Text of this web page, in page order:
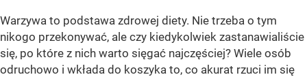
Warzywa to podstawa zdrowej diety. Nie trzeba o tym
nikogo przekonywać, ale czy kiedykolwiek zastanawialiście
się, po które z nich warto sięgać najczęściej? Wiele osób
odruchowo i wkłada do koszyka to, co akurat rzuci im się